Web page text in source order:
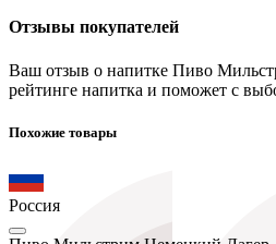
Отзывы покупателей
Ваш отзыв о напитке Пиво
рейтинге напитка и поможет с
Похожие товары
Россия